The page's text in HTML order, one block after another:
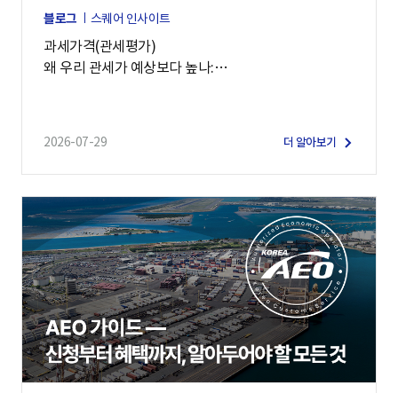
블로그 스퀘어 인사이트
과세가격(관세평가)
왜 우리 관세가 예상보다 높나:
2026-07-29 더 알아보기